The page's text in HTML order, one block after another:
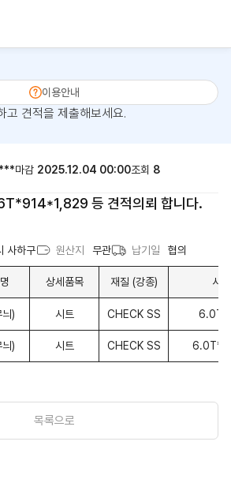
이용안내
고 견적을 제출해보세요.
마감 2025.12.04 00:00조회 8
등 견적의뢰 합니다.
사하구 원산지 무관 납기일 협의
상세품목 재질 (강종) 사
) 시트 CHECK SS
) 시트 CHECK SS
목록으로